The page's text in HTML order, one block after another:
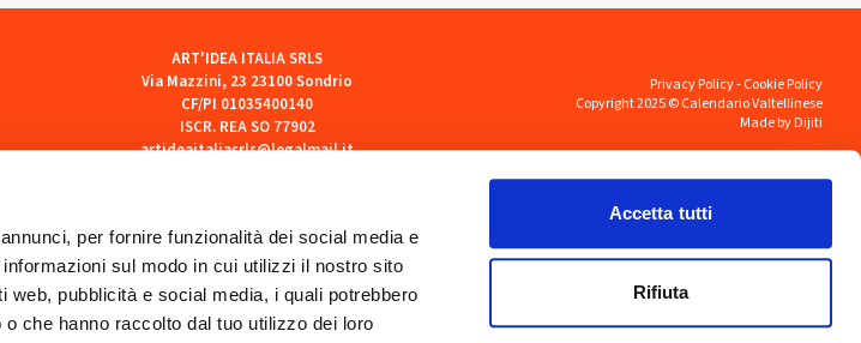
per fornire funzionalità dei social media e
sul modo in cui utilizzi il nostro sito
pubblicità e social media, i quali potrebbero
che hanno raccolto dal tuo utilizzo dei loro
Accetta tutti
Rifiuta
ART'IDEA ITALIA SRLS
Via Mazzini, 23 23100 Sondrio
CF/PI 01035400140
ISCR. REA SO 77902
artideaitaliasrls@legalmail.it
Privacy Policy-Cookie Policy
Copyright 2025 © Calendario Valtellinese
Made by Dijiti